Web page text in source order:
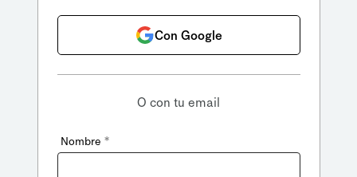
Con Google
O con tu email
Nombre *